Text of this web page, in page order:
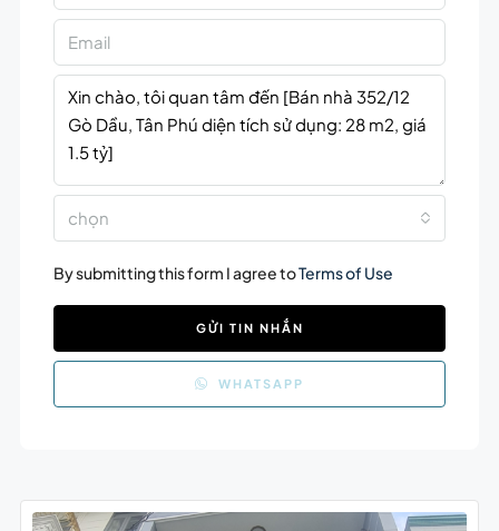
chọn
By submitting this form I agree toTerms of Use
GỬI TIN NHẮN
WHATSAPP